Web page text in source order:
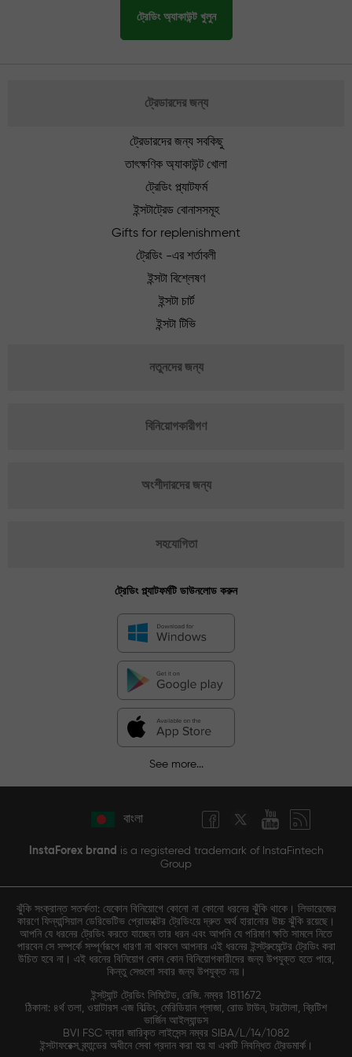
ট্রেডিং অ্যাকাউন্ট খুলুন
ট্রেডারদের জন্য
ট্রেডারদের জন্য সবকিছু
তাৎক্ষণিক অ্যাকাউন্ট খোলা
ট্রেডিং প্ল্যাটফর্ম
ইন্সটাট্রেড বোনাসসমূহ
Gifts for replenishment
ট্রেডিং -এর শর্তাবলী
ইন্সটা বিশ্লেষণ
ইন্সটা চার্ট
ইন্সটা টিভি
নতুনদের জন্য
বিনিয়োগকারীগণ
অংশীদারদের জন্য
সহযোগিতা
ট্রেডিং প্ল্যাটফর্মটি ডাউনলোড করুন
See more...
বাংলা
InstaForex brand is a registered trademark of InstaFintech
Group
ঝুঁকি সংক্রান্ত সতর্কতা: যেকোন বিনিয়োগে কোনো না কোনো ধরনের ঝুঁকি থাকে। লিভারেজের
কারণে ফিন্যান্সিয়াল ডেরিভেটিভ প্রোডাক্টের ট্রেডিংয়ে দ্রুত অর্থ হারানোর উচ্চ ঝুঁকি রয়েছে।
আপনি যে ধরনের ট্রেডিং করতে যাচ্ছেন তার ধরন এবং আপনি যে পরিমাণ ক্ষতি সামলে নিতে
পারবেন সে সম্পর্কে সম্পূর্ণরূপে ধারণা না থাকলে আপনার এই ধরনের ইন্সট্রুমেন্টের ট্রেডিং করা
উচিত হবে না। এই ধরনের বিনিয়োগ কোন কোন বিনিয়োগকারীদের জন্য উপযুক্ত হতে পারে,
কিন্তু সেগুলো সবার জন্য উপযুক্ত নয়।
ইন্সট্যান্ট ট্রেডিং লিমিটেড, রেজি. নম্বর 1811672
ঠিকানা: ৪র্থ তলা, ওয়াটারস এজ বিল্ডিং, মেরিডিয়ান প্লাজা, রোড টাউন, টরটোলা, ব্রিটিশ
ভার্জিন আইল্যান্ডস
BVI FSC দ্বারা জারিকৃত লাইসেন্স নম্বর SIBA/L/14/1082
ইন্সটাফরেক্স ব্র্যান্ডের অধীনে সেবা প্রদান করা হয় যা একটি নিবন্ধিত ট্রেডমার্ক।